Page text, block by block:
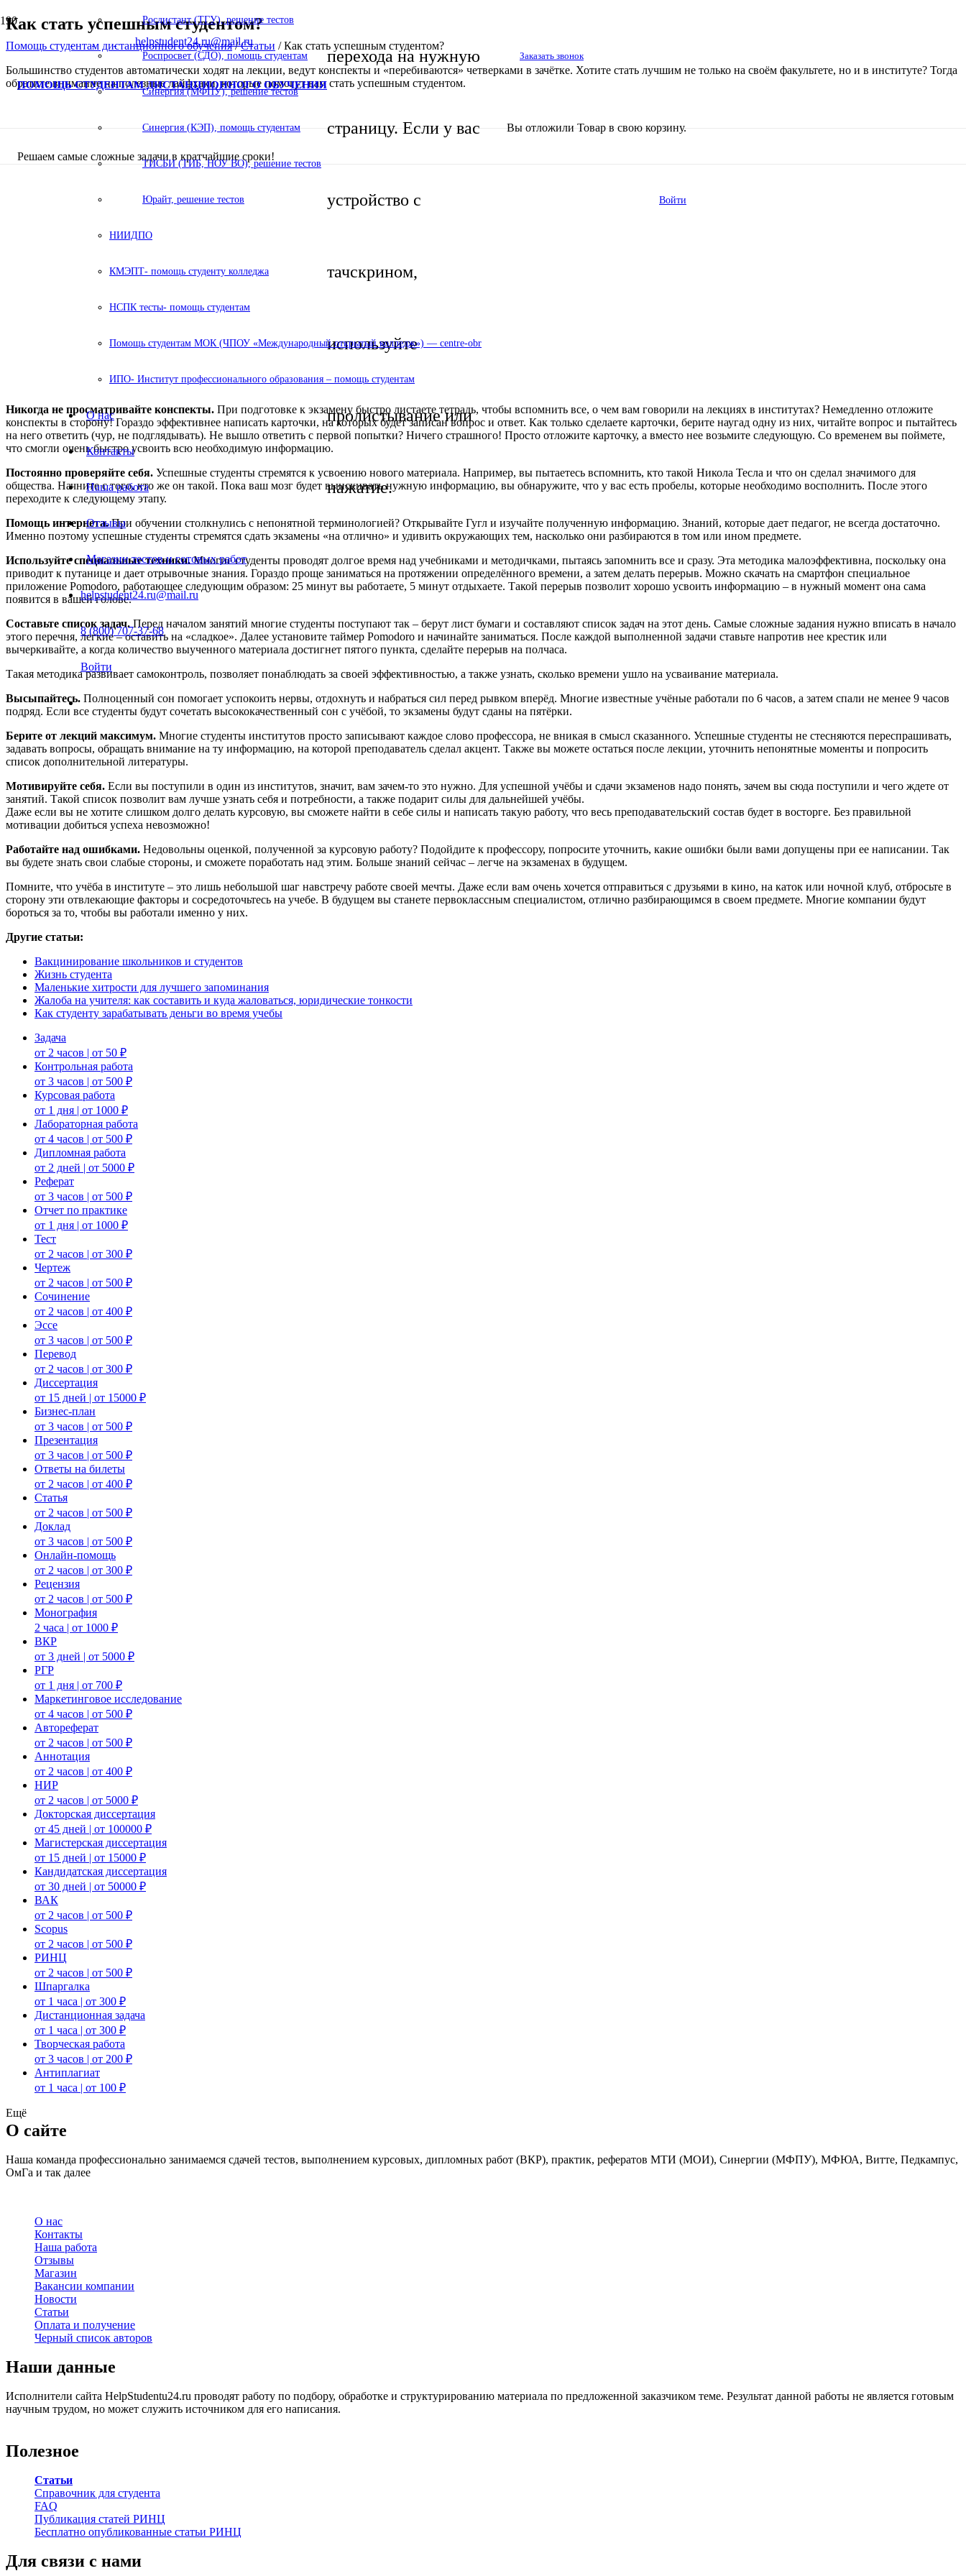
helpstudent24.ru@mail.ru
ПОМОЩЬ СТУДЕНТАМ ДИСТАНЦИОННОГО ОБУЧЕНИЯ
Решаем самые сложные задачи в кратчайшие сроки!
перехода на нужную
страницу. Если у вас
устройство с
тачскрином,
используйте
пролистывание или
нажатие.
Заказать звонок
Вы отложили Товар в свою корзину.
Войти
Росдистант (ТГУ), решение тестов
Роспросвет (СДО), помощь студентам
Синергия (МФПУ), решение тестов
Синергия (КЭП), помощь студентам
ТИСБИ (ТИБ, НОУ ВО), решение тестов
Юрайт, решение тестов
НИИДПО
КМЭПТ- помощь студенту колледжа
НСПК тесты- помощь студентам
Помощь студентам МОК (ЧПОУ «Международный открытый колледж») — centre-obr
ИПО- Институт профессионального образования – помощь студентам
О нас
Контакты
Наша работа
Отзывы
Магазин тестов и готовых работ
helpstudent24.ru@mail.ru
8 (800) 707-37-68
Войти
Как стать успешным студентом?
Помощь студентам дистанционного обучения/Статьи /Как стать успешным студентом?
Большинство студентов автоматически ходят на лекции, ведут конспекты и «перебиваются» четверками в зачётке. Хотите стать лучшим не только на своём факультете, но и в институте? Тогда
обратите внимание на полезные лайфхаки, которые помогут вам стать успешным студентом.
Никогда не просматривайте конспекты. При подготовке к экзамену быстро листаете тетрадь, чтобы вспомнить все, о чем вам говорили на лекциях в институтах? Немедленно отложите
конспекты в сторону! Гораздо эффективнее написать карточки, на которых будет записан вопрос и ответ. Как только сделаете карточки, берите наугад одну из них, читайте вопрос и пытайтесь
на него ответить (чур, не подглядывать). Не вышло ответить с первой попытки? Ничего страшного! Просто отложите карточку, а вместо нее возьмите следующую. Со временем вы поймете,
что смогли очень быстро усвоить всю необходимую информацию.
Постоянно проверяйте себя. Успешные студенты стремятся к усвоению нового материала. Например, вы пытаетесь вспомнить, кто такой Никола Тесла и что он сделал значимого для
общества. Начните с того, кто же он такой. Пока ваш мозг будет выискивать нужную информацию, вы обнаружите, что у вас есть пробелы, которые необходимо восполнить. После этого
переходите к следующему этапу.
Помощь интернета.При обучении столкнулись с непонятной терминологией? Открывайте Гугл и изучайте полученную информацию. Знаний, которые дает педагог, не всегда достаточно.
Именно поэтому успешные студенты стремятся сдать экзамены «на отлично» и удивить окружающих тем, насколько они разбираются в том или ином предмете.
Используйте специальные техники.Многие студенты проводят долгое время над учебниками и методичками, пытаясь запомнить все и сразу. Эта методика малоэффективна, поскольку она
приводит к путанице и дает отрывочные знания. Гораздо проще заниматься на протяжении определённого времени, а затем делать перерыв. Можно скачать на смартфон специальное
приложение Pomodoro, работающее следующим образом: 25 минут вы работаете, 5 минут отдыхаете. Такой перерыв позволит хорошо усвоить информацию – в нужный момент она сама
появится в вашей голове.
Составьте список задач. Перед началом занятий многие студенты поступают так – берут лист бумаги и составляют список задач на этот день. Самые сложные задания нужно вписать в начало
этого перечня, легкие – оставить на «сладкое». Далее установите таймер Pomodoro и начинайте заниматься. После каждой выполненной задачи ставьте напротив нее крестик или
вычеркивайте, а когда количество выученного материала достигнет пятого пункта, сделайте перерыв на полчаса.
Такая методика развивает самоконтроль, позволяет понаблюдать за своей эффективностью, а также узнать, сколько времени ушло на усваивание материала.
Высыпайтесь. Полноценный сон помогает успокоить нервы, отдохнуть и набраться сил перед рывком вперёд. Многие известные учёные работали по 6 часов, а затем спали не менее 9 часов
подряд. Если все студенты будут сочетать высококачественный сон с учёбой, то экзамены будут сданы на пятёрки.
Берите от лекций максимум. Многие студенты институтов просто записывают каждое слово профессора, не вникая в смысл сказанного. Успешные студенты не стесняются переспрашивать,
задавать вопросы, обращать внимание на ту информацию, на которой преподаватель сделал акцент. Также вы можете остаться после лекции, уточнить непонятные моменты и попросить
список дополнительной литературы.
Мотивируйте себя. Если вы поступили в один из институтов, значит, вам зачем-то это нужно. Для успешной учёбы и сдачи экзаменов надо понять, зачем вы сюда поступили и чего ждете от
занятий. Такой список позволит вам лучше узнать себя и потребности, а также подарит силы для дальнейшей учёбы.
Даже если вы не хотите слишком долго делать курсовую, вы сможете найти в себе силы и написать такую работу, что весь преподавательский состав будет в восторге. Без правильной
мотивации добиться успеха невозможно!
Работайте над ошибками. Недовольны оценкой, полученной за курсовую работу? Подойдите к профессору, попросите уточнить, какие ошибки были вами допущены при ее написании. Так
вы будете знать свои слабые стороны, и сможете поработать над этим. Больше знаний сейчас – легче на экзаменах в будущем.
Помните, что учёба в институте – это лишь небольшой шаг навстречу работе своей мечты. Даже если вам очень хочется отправиться с друзьями в кино, на каток или ночной клуб, отбросьте в
сторону эти отвлекающие факторы и сосредоточьтесь на учебе. В будущем вы станете первоклассным специалистом, отлично разбирающимся в своем предмете. Многие компании будут
бороться за то, чтобы вы работали именно у них.
Другие статьи:
Вакцинирование школьников и студентов
Жизнь студента
Маленькие хитрости для лучшего запоминания
Жалоба на учителя: как составить и куда жаловаться, юридические тонкости
Как студенту зарабатывать деньги во время учебы
Задача
от 2 часов | от 50 ₽
Контрольная работа
от 3 часов | от 500 ₽
Курсовая работа
от 1 дня | от 1000 ₽
Лабораторная работа
от 4 часов | от 500 ₽
Дипломная работа
от 2 дней | от 5000 ₽
Реферат
от 3 часов | от 500 ₽
Отчет по практике
от 1 дня | от 1000 ₽
Тест
от 2 часов | от 300 ₽
Чертеж
от 2 часов | от 500 ₽
Сочинение
от 2 часов | от 400 ₽
Эссе
от 3 часов | от 500 ₽
Перевод
от 2 часов | от 300 ₽
Диссертация
от 15 дней | от 15000 ₽
Бизнес-план
от 3 часов | от 500 ₽
Презентация
от 3 часов | от 500 ₽
Ответы на билеты
от 2 часов | от 400 ₽
Статья
от 2 часов | от 500 ₽
Доклад
от 3 часов | от 500 ₽
Онлайн-помощь
от 2 часов | от 300 ₽
Рецензия
от 2 часов | от 500 ₽
Монография
2 часа | от 1000 ₽
ВКР
от 3 дней | от 5000 ₽
РГР
от 1 дня | от 700 ₽
Маркетинговое исследование
от 4 часов | от 500 ₽
Автореферат
от 2 часов | от 500 ₽
Аннотация
от 2 часов | от 400 ₽
НИР
от 2 часов | от 5000 ₽
Докторская диссертация
от 45 дней | от 100000 ₽
Магистерская диссертация
от 15 дней | от 15000 ₽
Кандидатская диссертация
от 30 дней | от 50000 ₽
ВАК
от 2 часов | от 500 ₽
Scopus
от 2 часов | от 500 ₽
РИНЦ
от 2 часов | от 500 ₽
Шпаргалка
от 1 часа | от 300 ₽
Дистанционная задача
от 1 часа | от 300 ₽
Творческая работа
от 3 часов | от 200 ₽
Антиплагиат
от 1 часа | от 100 ₽
Ещё
О сайте
Наша команда профессионально занимаемся сдачей тестов, выполнением курсовых, дипломных работ (ВКР), практик, рефератов МТИ (МОИ), Синергии (МФПУ), МФЮА, Витте, Педкампус,
ОмГа и так далее
О нас
Контакты
Наша работа
Отзывы
Магазин
Вакансии компании
Новости
Статьи
Оплата и получение
Черный список авторов
Наши данные
Исполнители сайта HelpStudentu24.ru проводят работу по подбору, обработке и структурированию материала по предложенной заказчиком теме. Результат данной работы не является готовым
научным трудом, но может служить источником для его написания.
Полезное
Статьи
Справочник для студента
FAQ
Публикация статей РИНЦ
Бесплатно опубликованные статьи РИНЦ
Для связи с нами